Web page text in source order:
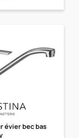
évier bec bas